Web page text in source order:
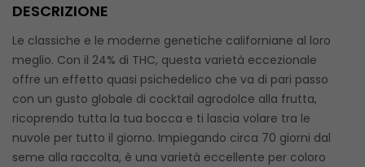
DESCRIZIONE
Le classiche e le moderne genetiche californiane al loro
meglio. Con il 24% di THC, questa varietà eccezionale
offre un effetto quasi psichedelico che va di pari passo
con un gusto globale di cocktail agrodolce alla frutta,
ricoprendo tutta la tua bocca e ti lascia volare tra le
nuvole per tutto il giorno. Impiegando circa 70 giorni dal
seme alla raccolta, è una varietà eccellente per coloro